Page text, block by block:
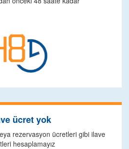
ücret yok
rezervasyon ücretleri gibi ilave
hesaplamayız